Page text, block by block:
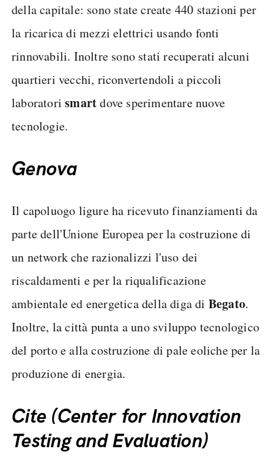
della capitale: sono state create 440 stazioni per
la ricarica di mezzi elettrici usando fonti
rinnovabili. Inoltre sono stati recuperati alcuni
quartieri vecchi, riconvertendoli a piccoli
laboratorismartdove sperimentare nuove
tecnologie.
Genova
Il capoluogo ligure ha ricevuto finanziamenti da
parte dell'Unione Europea per la costruzione di
un network che razionalizzi l'uso dei
riscaldamenti e per la riqualificazione
ambientale ed energetica della diga di Begato.
Inoltre, la città punta a uno sviluppo tecnologico
del porto e alla costruzione di pale eoliche per la
produzione di energia.
Cite (Center for Innovation
Testing and Evaluation)